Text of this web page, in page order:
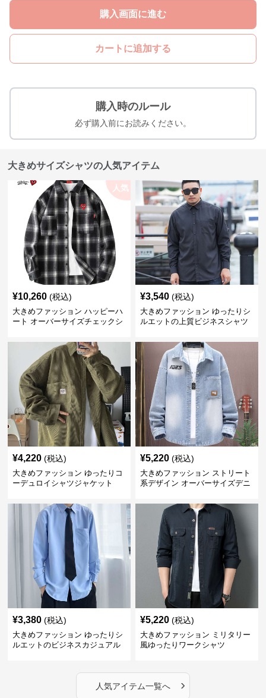
購入画面に進む
カートに追加する
購入時のルール
必ず購入前にお読みください。
大きめサイズシャツの人気アイテム
人気
¥10,260 (税込)
大きめファッション ハッピーハ
ート オーバーサイズチェックシ
¥3,540 (税込)
大きめファッション ゆったりシ
ルエットの上質ビジネスシャツ
¥4,220 (税込)
大きめファッション ゆったりコ
ーデュロイシャツジャケット
¥5,220 (税込)
大きめファッション ストリート
系デザイン オーバーサイズデニ
¥3,380 (税込)
大きめファッション ゆったりシ
ルエットのビジネスカジュアル
¥5,220 (税込)
大きめファッション ミリタリー
風ゆったりワークシャツ
人気アイテム一覧へ ›